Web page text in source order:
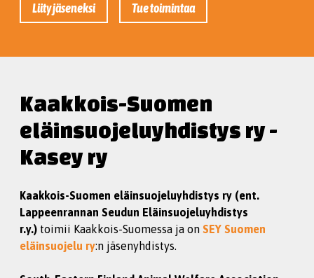
Liity jäseneksi Tue toimintaa
Kaakkois-Suomen
eläinsuojeluyhdistys ry -
Kasey ry
Kaakkois-Suomen eläinsuojeluyhdistys ry (ent.
Lappeenrannan Seudun Eläinsuojeluyhdistys
r.y.) toimii Kaakkois-Suomessa ja on SEY Suomen
eläinsuojelu ry:n jäsenyhdistys.